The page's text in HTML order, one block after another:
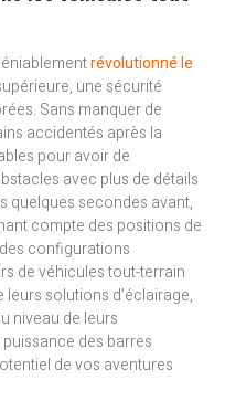
révolutionné le
une sécurité
Sans manquer de
accidentés après la
pour avoir de
avec plus de détails
quelques secondes avant,
compte des positions de
configurations
de véhicules tout-terrain
solutions d’éclairage,
niveau de leurs
des barres
de vos aventures